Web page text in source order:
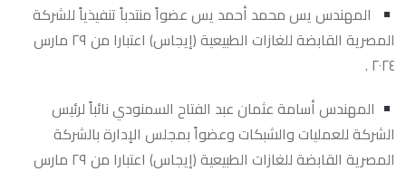
المهندس يس محمد أحمد يس عضواً منتدباً تنفيذياً للشركة
المصرية القابضة للغازات الطبيعية (إيجاس) اعتبارا من ٢٩ مارس
٢٠٢٤ .
المهندس أسامة عثمان عبد الفتاح السمنودي نائباً لرئيس
الشركة للعمليات والشبكات وعضواً بمجلس الإدارة بالشركة
المصرية القابضة للغازات الطبيعية (إيجاس) اعتبارا من ٢٩ مارس